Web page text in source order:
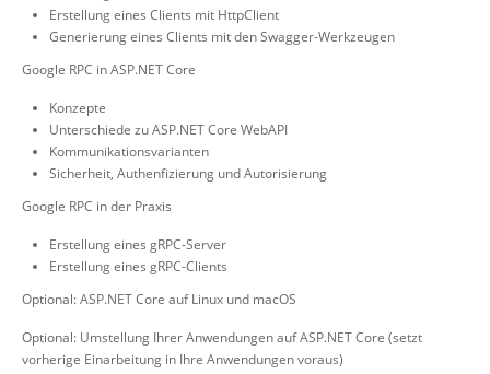
Erstellung eines Clients mit HttpClient
Generierung eines Clients mit den Swagger-Werkzeugen
Google RPC in ASP.NET Core
Konzepte
Unterschiede zu ASP.NET Core WebAPI
Kommunikationsvarianten
Sicherheit, Authenfizierung und Autorisierung
Google RPC in der Praxis
Erstellung eines gRPC-Server
Erstellung eines gRPC-Clients
Optional: ASP.NET Core auf Linux und macOS
Optional: Umstellung Ihrer Anwendungen auf ASP.NET Core (setzt
vorherige Einarbeitung in Ihre Anwendungen voraus)